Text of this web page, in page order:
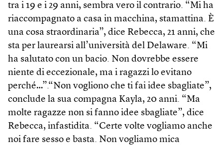
tra i 19 e i 29 anni, sembra vero il contrario. “Mi ha
riaccompagnato a casa in macchina, stamattina. È
una cosa straordinaria”, dice Rebecca, 21 anni, che
sta per laurearsi all’università del Delaware. “Mi
ha salutato con un bacio. Non dovrebbe essere
niente di eccezionale, ma i ragazzi lo evitano
perché…”.“Non vogliono che ti fai idee sbagliate”,
conclude la sua compagna Kayla, 20 anni. “Ma
molte ragazze non si fanno idee sbagliate”, dice
Rebecca, infastidita. “Certe volte vogliamo anche
noi fare sesso e basta. Non vogliamo mica